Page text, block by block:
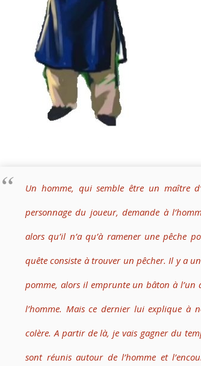
Un homme, qui semble être un maître
personnage du joueur, demande à
alors qu’il n’a qu’à ramener une pêche
quête consiste à trouver un pêcher. Il y a
pomme, alors il emprunte un bâton à l’un
l’homme. Mais ce dernier lui explique à
colère. A partir de là, je vais gagner du
sont réunis autour de l’homme et